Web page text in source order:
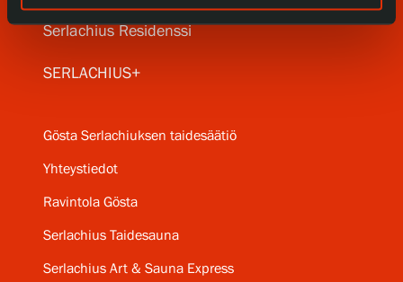
Serlachius Residenssi
SERLACHIUS+
Gösta Serlachiuksen taidesäätiö
Yhteystiedot
Ravintola Gösta
Serlachius Taidesauna
Serlachius Art & Sauna Express